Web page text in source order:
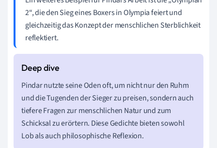
2“, die den Sieg eines Boxers in Olympia feiert und
gleichzeitig das Konzept der menschlichen Sterblichkeit
reflektiert.
Pindar nutzte seine Oden oft, um nicht nur den Ruhm
und die Tugenden der Sieger zu preisen, sondern auch
tiefere Fragen zur menschlichen Natur und zum
Schicksal zu erörtern. Diese Gedichte bieten sowohl
Lob als auch philosophische Reflexion.